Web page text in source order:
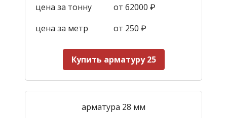
цена за тонну
от 62000 ₽
цена за метр
от 250 ₽
Купить арматуру 25
арматура 28 мм